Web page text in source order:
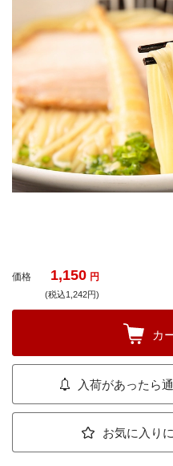
価格 1,150 円
(税込1,242円)
カ
入荷があったら
お気に入り